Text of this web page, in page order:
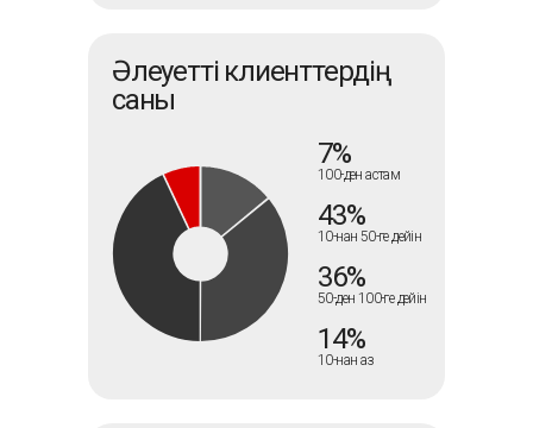
7%
100-ден астам
36%
50-ден 100-ге дейін
43%
10-нан 50-ге дейін
14%
10-нан аз
Әлеуетті клиенттердің
саны